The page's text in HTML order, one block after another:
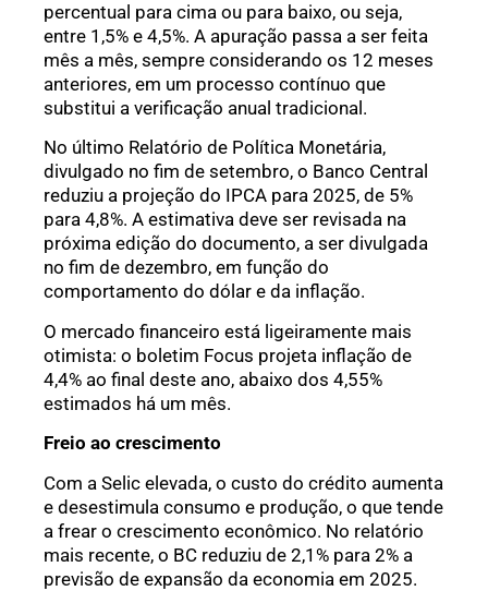
percentual para cima ou para baixo, ou seja,
entre 1,5% e 4,5%. A apuração passa a ser feita
mês a mês, sempre considerando os 12 meses
anteriores, em um processo contínuo que
substitui a verificação anual tradicional.
No último Relatório de Política Monetária,
divulgado no fim de setembro, o Banco Central
reduziu a projeção do IPCA para 2025, de 5%
para 4,8%. A estimativa deve ser revisada na
próxima edição do documento, a ser divulgada
no fim de dezembro, em função do
comportamento do dólar e da inflação.
O mercado financeiro está ligeiramente mais
otimista: o boletim Focus projeta inflação de
4,4% ao final deste ano, abaixo dos 4,55%
estimados há um mês.
Freio ao crescimento
Com a Selic elevada, o custo do crédito aumenta
e desestimula consumo e produção, o que tende
a frear o crescimento econômico. No relatório
mais recente, o BC reduziu de 2,1% para 2% a
previsão de expansão da economia em 2025.